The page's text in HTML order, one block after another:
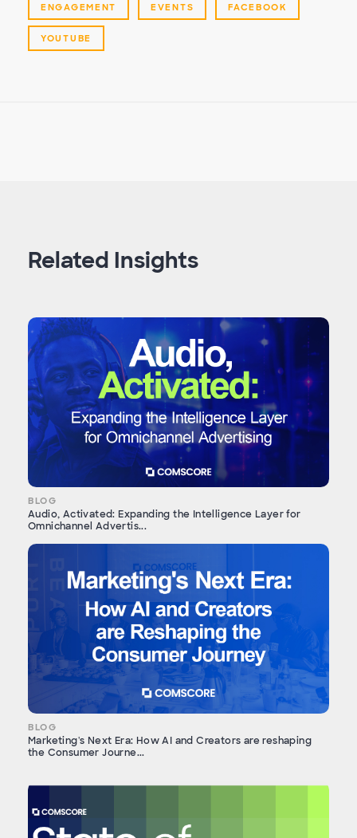
ENGAGEMENT EVENTS FACEBOOK
YOUTUBE
Related Insights
BLOG
Audio, Activated: Expanding the Intelligence Layer for
Omnichannel Advertis...
BLOG
Marketing's Next Era: How AI and Creators are reshaping
the Consumer Journe...